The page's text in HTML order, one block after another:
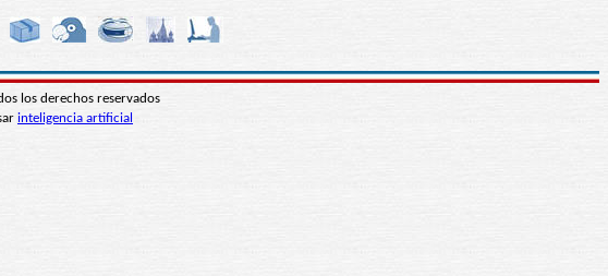
los derechos reservados
inteligencia artificial